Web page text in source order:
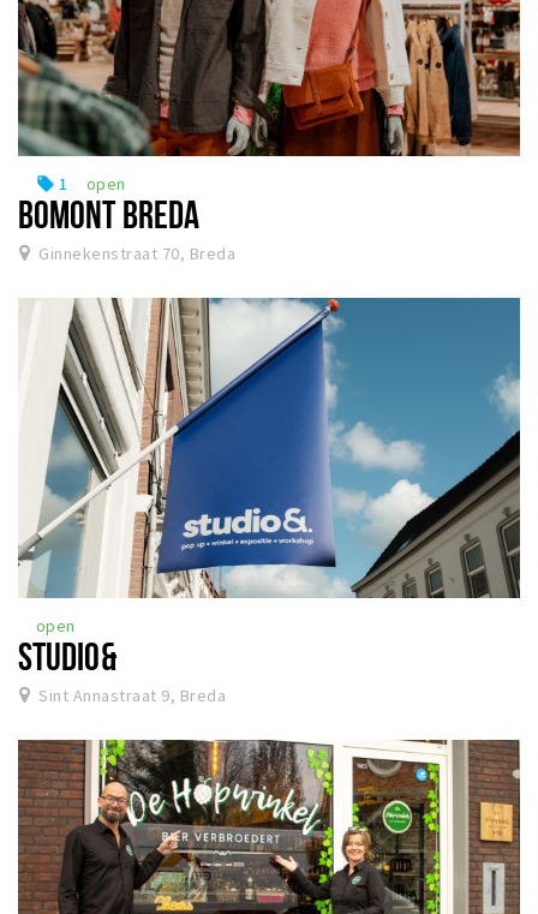
local_offer 1 open
BOMONT BREDA
Ginnekenstraat 70, Breda
open
STUDIO&
Sint Annastraat 9, Breda